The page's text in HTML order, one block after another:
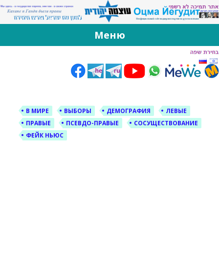
За Оцма Йегудит
עוצמה יהודית ברוסית ובעברית
Меню
В МИРЕ ВЫБОРЫ ДЕМОГРАФИЯ
ЛЕВЫЕ
ПРАВЫЕ
ПСЕВДО-ПРАВЫЕ
СОСУЩЕСТВОВАНИЕ
ФЕЙК НЬЮС